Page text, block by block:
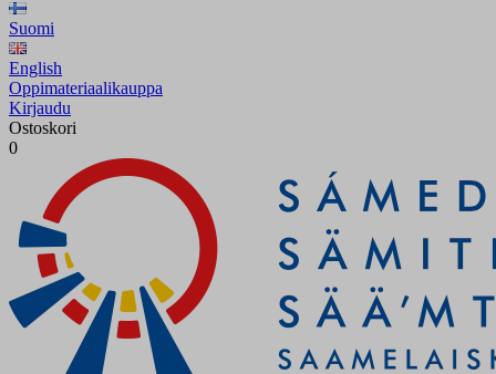
Suomi
English
Oppimateriaalikauppa
Kirjaudu
Ostoskori
0